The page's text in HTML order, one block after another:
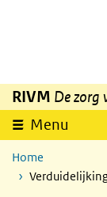
Overslaan en naar
RIVM De zorg
Menu
Home